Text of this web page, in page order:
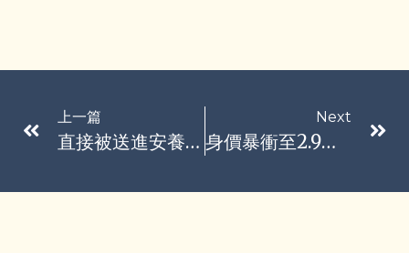
上一篇
直接被送進安養院…奧地利3位「叛逆修女」逃回修道院 支持者紛紛聲援
Next
身價暴衝至2.9兆元？這位「台灣女婿」有望躍居全球前20大富豪